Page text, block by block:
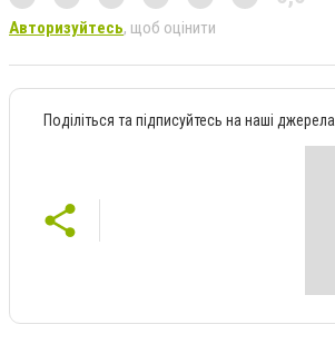
Авторизуйтесь, щоб оцінити
Поділіться та підписуйтесь на наші джерела